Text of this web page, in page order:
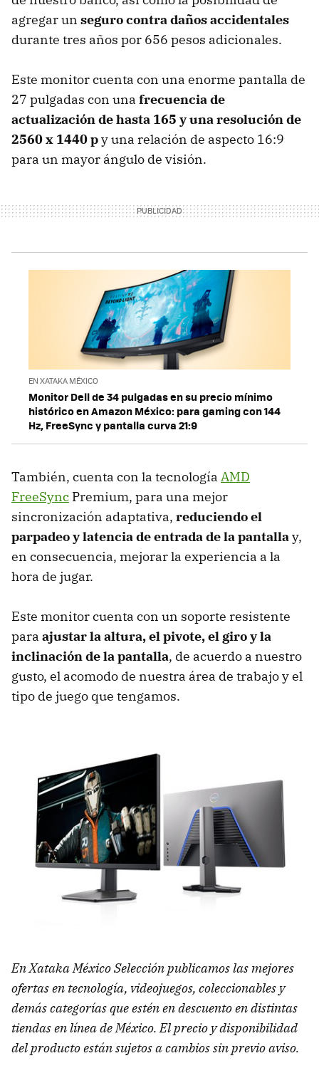
agregar un seguro contra daños accidentales
durante tres años por 656 pesos adicionales.
Este monitor cuenta con una enorme pantalla de
27 pulgadas con una frecuencia de
actualización de hasta 165 y una resolución de
2560 x 1440 py una relación de aspecto 16:9
para un mayor ángulo de visión.
EN XATAKA MÉXICO
Monitor Dell de 34 pulgadas en su precio mínimo
histórico en Amazon México: para gaming con 144
Hz, FreeSync y pantalla curva 21:9
También, cuenta con la tecnología AMD
FreeSync Premium, para una mejor
sincronización adaptativa, reduciendo el
parpadeo y latencia de entrada de la pantallay,
en consecuencia, mejorar la experiencia a la
hora de jugar.
Este monitor cuenta con un soporte resistente
para ajustar la altura, el pivote, el giro y la
inclinación de la pantalla, de acuerdo a nuestro
gusto, el acomodo de nuestra área de trabajo y el
tipo de juego que tengamos.
En Xataka México Selección publicamos las mejores
ofertas en tecnología, videojuegos, coleccionables y
demás categorías que estén en descuento en distintas
tiendas en línea de México. El precio y disponibilidad
del producto están sujetos a cambios sin previo aviso.